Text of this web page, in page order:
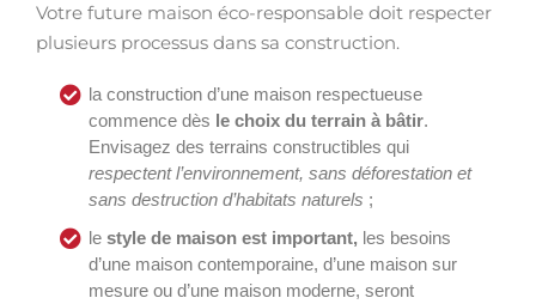
Votre future maison éco-responsable doit respecter
plusieurs processus dans sa construction.
la construction d’une maison respectueuse
commence dès le choix du terrain à bâtir.
Envisagez des terrains constructibles qui
respectent l’environnement, sans déforestation et
sans destruction d’habitats naturels ;
le style de maison est important, les besoins
d’une maison contemporaine, d’une maison sur
mesure ou d’une maison moderne, seront